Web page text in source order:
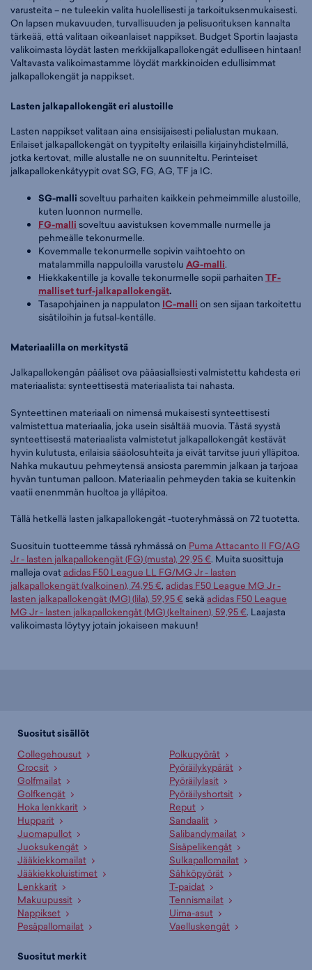
varusteita – ne tuleekin valita huolellisesti ja tarkoituksenmukaisesti.
On lapsen mukavuuden, turvallisuuden ja pelisuorituksen kannalta
tärkeää, että valitaan oikeanlaiset nappikset. Budget Sportin laajasta
valikoimasta löydät lasten merkkijalkapallokengät edulliseen hintaan!
Valtavasta valikoimastamme löydät markkinoiden edullisimmat
jalkapallokengät ja nappikset.
Lasten jalkapallokengät eri alustoille
Lasten nappikset valitaan aina ensisijaisesti pelialustan mukaan.
Erilaiset jalkapallokengät on tyypitelty erilaisilla kirjainyhdistelmillä,
jotka kertovat, mille alustalle ne on suunniteltu. Perinteiset
jalkapallokenkätyypit ovat SG, FG, AG, TF ja IC.
SG-malli soveltuu parhaiten kaikkein pehmeimmille alustoille,
kuten luonnon nurmelle.
FG-malli soveltuu aavistuksen kovemmalle nurmelle ja
pehmeälle tekonurmelle.
Kovemmalle tekonurmelle sopivin vaihtoehto on
matalammilla nappuloilla varustelu AG-malli.
Hiekkakentille ja kovalle tekonurmelle sopii parhaiten TF-
malliset turf-jalkapallokengät.
Tasapohjainen ja nappulaton IC-malli on sen sijaan tarkoitettu
sisätiloihin ja futsal-kentälle.
Materiaalilla on merkitystä
Jalkapallokengän pääliset ova pääasiallsiesti valmistettu kahdesta eri
materiaalista: synteettisestä materiaalista tai nahasta.
Synteettinen materiaali on nimensä mukaisesti synteettisesti
valmistettua materiaalia, joka usein sisältää muovia. Tästä syystä
synteettisestä materiaalista valmistetut jalkapallokengät kestävät
hyvin kulutusta, erilaisia sääolosuhteita ja eivät tarvitse juuri ylläpitoa.
Nahka mukautuu pehmeytensä ansiosta paremmin jalkaan ja tarjoaa
hyvän tuntuman palloon. Materiaalin pehmeyden takia se kuitenkin
vaatii enenmmän huoltoa ja ylläpitoa.
Tällä hetkellä lasten jalkapallokengät -tuoteryhmässä on 72 tuotetta.
Suosituin tuotteemme tässä ryhmässä on Puma Attacanto II FG/AG
Jr - lasten jalkapallokengät (FG) (musta), 29,95 €. Muita suosittuja
malleja ovatadidas F50 League LL FG/MG Jr - lasten
jalkapallokengät (valkoinen), 74,95 €, adidas F50 League MG Jr -
lasten jalkapallokengät (MG) (lila), 59,95 €sekä adidas F50 League
MG Jr - lasten jalkapallokengät (MG) (keltainen), 59,95 €. Laajasta
valikoimasta löytyy jotain jokaiseen makuun!
Suositut sisällöt
Collegehousut
Crocsit
Golfmailat
Golfkengät
Hoka lenkkarit
Hupparit
Juomapullot
Juoksukengät
Jääkiekkomailat
Jääkiekkoluistimet
Lenkkarit
Makuupussit
Nappikset
Pesäpallomailat
Polkupyörät
Pyöräilykypärät
Pyöräilylasit
Pyöräilyshortsit
Reput
Sandaalit
Salibandymailat
Sisäpelikengät
Sulkapallomailat
Sähköpyörät
T-paidat
Tennismailat
Uima-asut
Vaelluskengät
Suositut merkit